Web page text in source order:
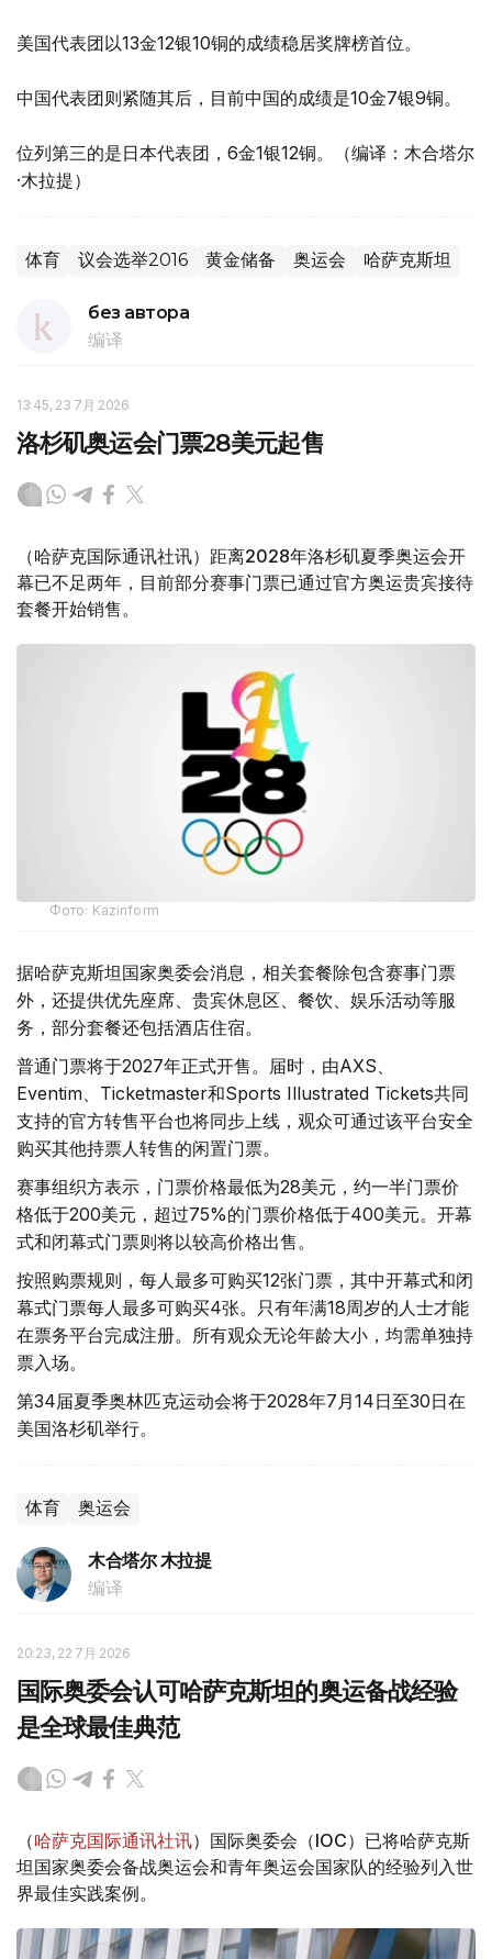
美国代表团以13金12银10铜的成绩稳居奖牌榜首位。
中国代表团则紧随其后，目前中国的成绩是10金7银9铜。
位列第三的是日本代表团，6金1银12铜。（编译：木合塔尔
·木拉提）
体育 议会选举2016 黄金储备 奥运会 哈萨克斯坦
без автора
编译
13:45, 23 7月 2026
洛杉矶奥运会门票28美元起售
（哈萨克国际通讯社讯）距离2028年洛杉矶夏季奥运会开
幕已不足两年，目前部分赛事门票已通过官方奥运贵宾接待
套餐开始销售。
Фото: Kazinform
据哈萨克斯坦国家奥委会消息，相关套餐除包含赛事门票
外，还提供优先座席、贵宾休息区、餐饮、娱乐活动等服
务，部分套餐还包括酒店住宿。
普通门票将于2027年正式开售。届时，由AXS、
Eventim、Ticketmaster和Sports Illustrated Tickets共同
支持的官方转售平台也将同步上线，观众可通过该平台安全
购买其他持票人转售的闲置门票。
赛事组织方表示，门票价格最低为28美元，约一半门票价
格低于200美元，超过75%的门票价格低于400美元。开幕
式和闭幕式门票则将以较高价格出售。
按照购票规则，每人最多可购买12张门票，其中开幕式和闭
幕式门票每人最多可购买4张。只有年满18周岁的人士才能
在票务平台完成注册。所有观众无论年龄大小，均需单独持
票入场。
第34届夏季奥林匹克运动会将于2028年7月14日至30日在
美国洛杉矶举行。
体育 奥运会
木合塔尔 木拉提
编译
20:23, 22 7月 2026
国际奥委会认可哈萨克斯坦的奥运备战经验
是全球最佳典范
（哈萨克国际通讯社讯）国际奥委会（IOC）已将哈萨克斯
坦国家奥委会备战奥运会和青年奥运会国家队的经验列入世
界最佳实践案例。